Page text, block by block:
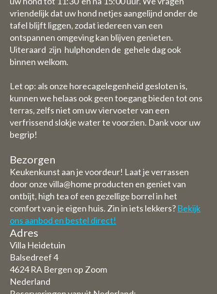
vriendelijk dat uw hond netjes aangelijnd onder de
tafel blijft liggen, zodat iedereen van een
ontspannen omgeving kan blijven genieten.
Uiteraard zijn hulphonden de gehele dag ook
binnen welkom.
Let op: als onze horecagelegenheid gesloten is,
kunnen we helaas ook geen toegang bieden tot ons
terras, zelfs niet om uw viervoeter van een
verfrissend slokje water te voorzien. Dank voor uw
begrip!
Bezorgen
Keukenkunst aan je voordeur! Laat je verrassen
door onze villa@home producten en geniet van
ontbijt, high tea of een gezellige borrel in het
comfort van je eigen huis. Zin in iets lekkers? Bekijk
ons aanbod en bestel direct!
Adres
Villa Heidetuin
Balsedreef 4
4624 RA Bergen op Zoom
Nederland
De week van 3 Augustus tot en
met 9 augustus zijn wij ook
gesloten voor overnachtingen